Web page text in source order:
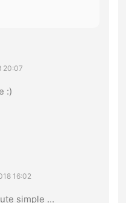
20:07
:)
16:02
simple …